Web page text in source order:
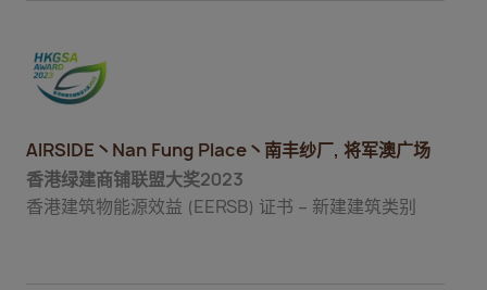
AIRSIDE丶Nan Fung Place丶南丰纱厂, 将军澳广场
香港绿建商铺联盟大奖2023
香港建筑物能源效益 (EERSB) 证书 – 新建建筑类别